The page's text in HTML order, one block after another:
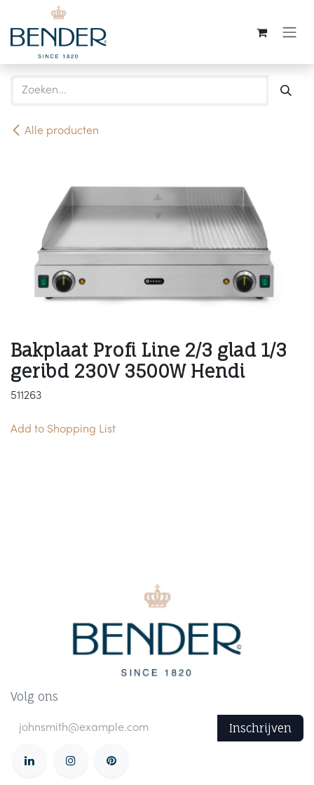
Overslaan naar inhoud
Alle producten
Bakplaat Profi Line 2/3 glad 1/3
geribd 230V 3500W Hendi
511263
Add to Shopping List
Volg ons
Inschrijven